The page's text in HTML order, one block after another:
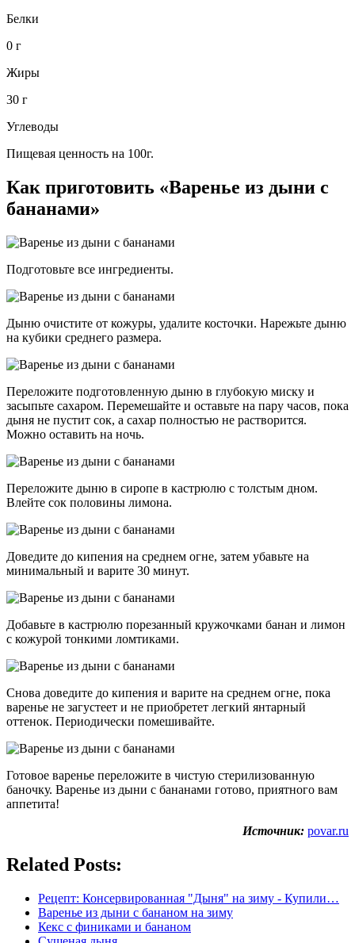
Белки
0 г
Жиры
30 г
Углеводы
Пищевая ценность на 100г.
Как приготовить «Варенье из дыни с
бананами»
Подготовьте все ингредиенты.
Дыню очистите от кожуры, удалите косточки. Нарежьте дыню
на кубики среднего размера.
Переложите подготовленную дыню в глубокую миску и
засыпьте сахаром. Перемешайте и оставьте на пару часов, пока
дыня не пустит сок, а сахар полностью не растворится.
Можно оставить на ночь.
Переложите дыню в сиропе в кастрюлю с толстым дном.
Влейте сок половины лимона.
Доведите до кипения на среднем огне, затем убавьте на
минимальный и варите 30 минут.
Добавьте в кастрюлю порезанный кружочками банан и лимон
с кожурой тонкими ломтиками.
Снова доведите до кипения и варите на среднем огне, пока
варенье не загустеет и не приобретет легкий янтарный
оттенок. Периодически помешивайте.
Готовое варенье переложите в чистую стерилизованную
баночку. Варенье из дыни с бананами готово, приятного вам
аппетита!
Источник: povar.ru
Related Posts:
Рецепт: Консервированная "Дыня" на зиму - Купили…
Варенье из дыни с бананом на зиму
Кекс с финиками и бананом